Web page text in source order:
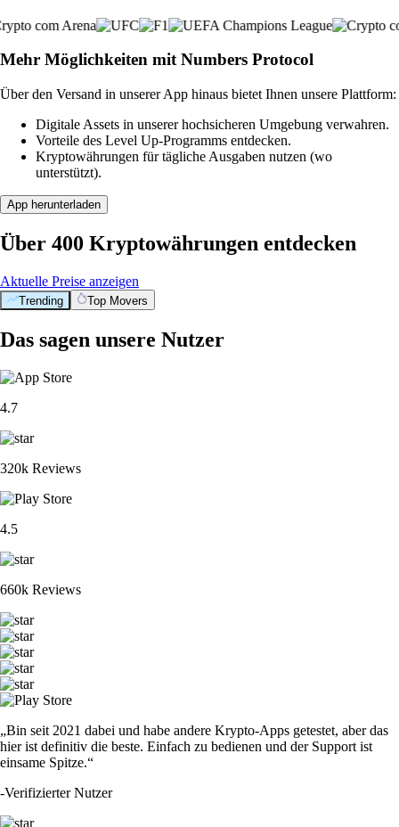
Mehr Möglichkeiten mit Numbers Protocol
Über den Versand in unserer App hinaus bietet Ihnen unsere Plattform:
Digitale Assets in unserer hochsicheren Umgebung verwahren.
Vorteile des Level Up-Programms entdecken.
Kryptowährungen für tägliche Ausgaben nutzen (wo
unterstützt).
App herunterladen
Über 400 Kryptowährungen entdecken
Aktuelle Preise anzeigen
Trending Top Movers
Das sagen unsere Nutzer
4.7
320k Reviews
4.5
660k Reviews
„Bin seit 2021 dabei und habe andere Krypto-Apps getestet, aber das
hier ist definitiv die beste. Einfach zu bedienen und der Support ist
einsame Spitze.“
-Verifizierter Nutzer